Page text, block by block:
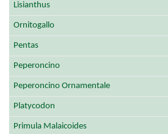
Lisianthus
Ornitogallo
Pentas
Peperoncino
Peperoncino Ornamentale
Platycodon
Primula Malaicoides